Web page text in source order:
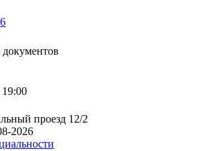
документов
проезд 12/2
2026